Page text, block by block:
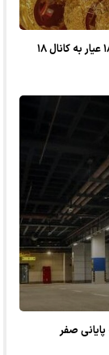
عقب‌نشینی قیمت طلا در پی افت جزئی نرخ ارز | طلای ۱۸ عیار به کانال ۱۸